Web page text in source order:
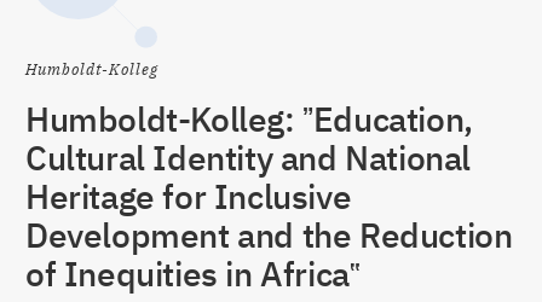
Humboldt-Kolleg
Humboldt-Kolleg: ˮEducation,
Cultural Identity and National
Heritage for Inclusive
Development and the Reduction
of Inequities in Africa‟